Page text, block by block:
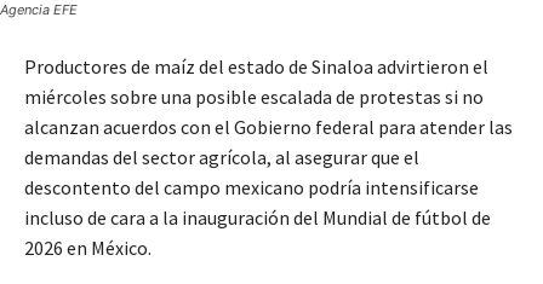
Agencia EFE
Productores de maíz del estado de Sinaloa advirtieron el
miércoles sobre una posible escalada de protestas si no
alcanzan acuerdos con el Gobierno federal para atender las
demandas del sector agrícola, al asegurar que el
descontento del campo mexicano podría intensificarse
incluso de cara a la inauguración del Mundial de fútbol de
2026 en México.